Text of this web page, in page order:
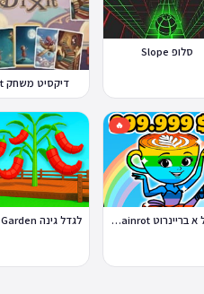
סלופ Slope
דיקסיט משחק Dixit
🔥
סטיל א בריינרוט Steal a Brainrot